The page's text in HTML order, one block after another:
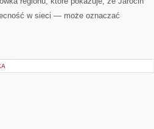
w sieci — może oznaczać